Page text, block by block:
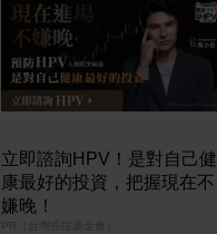
立即諮詢HPV！是對自己健
康最好的投資，把握現在不
嫌晚！
PR（台灣癌症基金會）